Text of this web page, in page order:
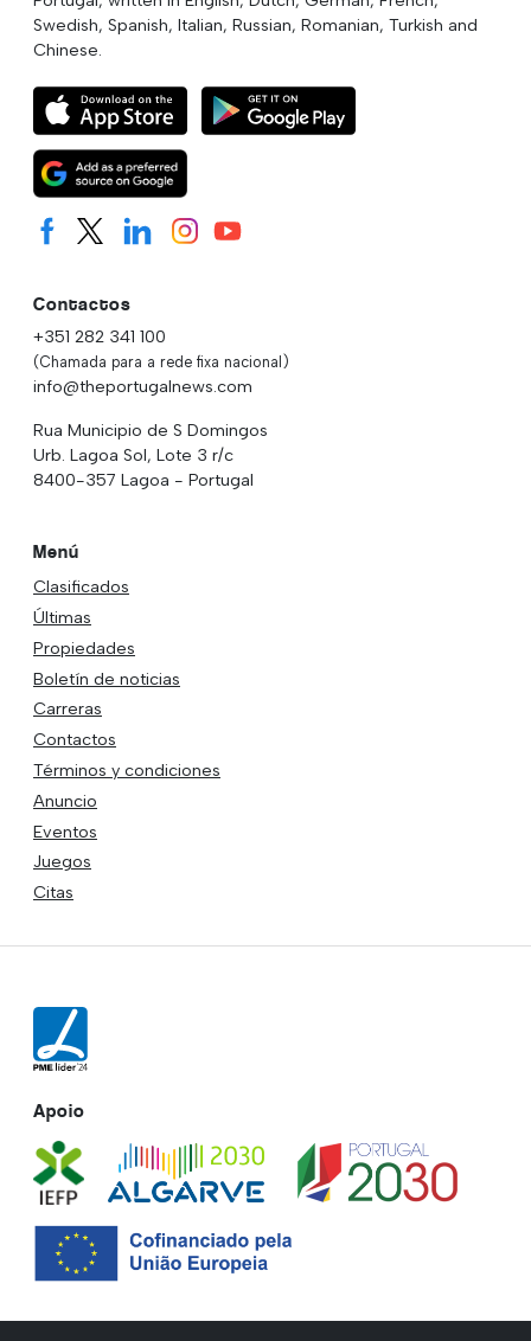
Swedish, Spanish, Italian, Russian, Romanian, Turkish and
Chinese.
Contactos
+351 282 341 100
(Chamada para a rede fixa nacional)
info@theportugalnews.com
Rua Municipio de S Domingos
Urb. Lagoa Sol, Lote 3 r/c
8400-357 Lagoa - Portugal
Menú
Clasificados
Últimas
Propiedades
Boletín de noticias
Carreras
Contactos
Términos y condiciones
Anuncio
Eventos
Juegos
Citas
Apoio